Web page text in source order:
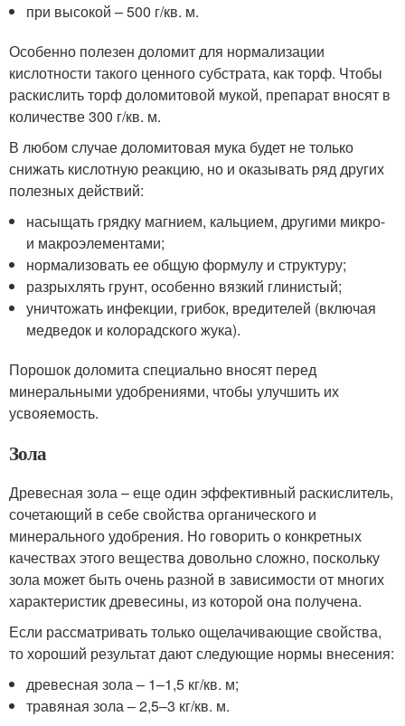
при высокой – 500 г/кв. м.
Особенно полезен доломит для нормализации
кислотности такого ценного субстрата, как торф. Чтобы
раскислить торф доломитовой мукой, препарат вносят в
количестве 300 г/кв. м.
В любом случае доломитовая мука будет не только
снижать кислотную реакцию, но и оказывать ряд других
полезных действий:
насыщать грядку магнием, кальцием, другими микро-
и макроэлементами;
нормализовать ее общую формулу и структуру;
разрыхлять грунт, особенно вязкий глинистый;
уничтожать инфекции, грибок, вредителей (включая
медведок и колорадского жука).
Порошок доломита специально вносят перед
минеральными удобрениями, чтобы улучшить их
усвояемость.
Зола
Древесная зола – еще один эффективный раскислитель,
сочетающий в себе свойства органического и
минерального удобрения. Но говорить о конкретных
качествах этого вещества довольно сложно, поскольку
зола может быть очень разной в зависимости от многих
характеристик древесины, из которой она получена.
Если рассматривать только ощелачивающие свойства,
то хороший результат дают следующие нормы внесения:
древесная зола – 1–1,5 кг/кв. м;
травяная зола – 2,5–3 кг/кв. м.